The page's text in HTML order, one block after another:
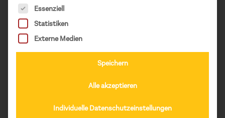
Die Zusammenarbeit innerhalb der Theatergruppe
fördert auch das Verständnis von Gleich­berechtigung
Es folgt eine Liste der Service-Gruppen, für die eine
Essenziell
Statistiken
Externe Medien
Speichern
Alle akzeptieren
Individuelle Datenschutzeinstellungen